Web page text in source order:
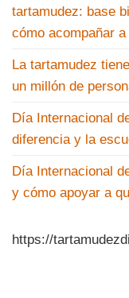
tartamudez: base
cómo acompañar
La tartamudez
un millón de
Día Internacional
diferencia y la
Día Internacional
y cómo apoyar a
https://